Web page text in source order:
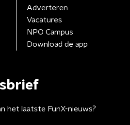
Adverteren
Vacatures
NPO Campus
Download de app
het laatste FunX-nieuws?